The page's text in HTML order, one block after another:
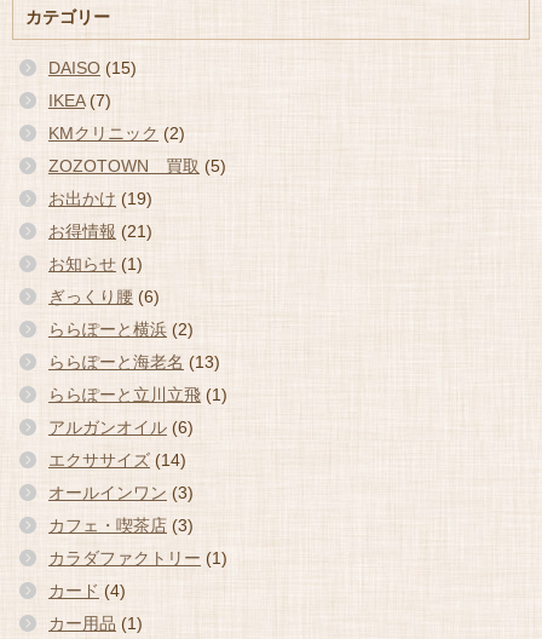
カテゴリー
DAISO (15)
IKEA(7)
KMクリニック (2)
ZOZOTOWN 買取 (5)
お出かけ (19)
お得情報 (21)
お知らせ (1)
ぎっくり腰 (6)
ららぽーと横浜 (2)
ららぽーと海老名 (13)
ららぽーと立川立飛 (1)
アルガンオイル (6)
エクササイズ (14)
オールインワン (3)
カフェ・喫茶店 (3)
カラダファクトリー (1)
カード (4)
カー用品 (1)